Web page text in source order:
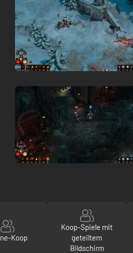
Koop
Koop-Spiele mit
geteiltem
Bildschirm